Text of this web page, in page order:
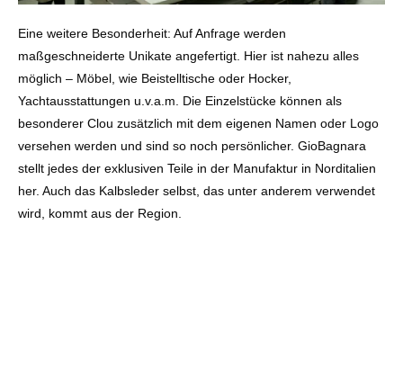
Eine weitere Besonderheit: Auf Anfrage werden
maßgeschneiderte Unikate angefertigt. Hier ist nahezu alles
möglich – Möbel, wie Beistelltische oder Hocker,
Yachtausstattungen u.v.a.m. Die Einzelstücke können als
besonderer Clou zusätzlich mit dem eigenen Namen oder Logo
versehen werden und sind so noch persönlicher. GioBagnara
stellt jedes der exklusiven Teile in der Manufaktur in Norditalien
her. Auch das Kalbsleder selbst, das unter anderem verwendet
wird, kommt aus der Region.